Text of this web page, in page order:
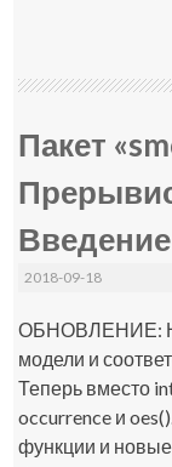
Пакет
Введение
2018-09-18
ОБНОВЛЕНИЕ:
модели и
Теперь вместо
occurrence и
функции и